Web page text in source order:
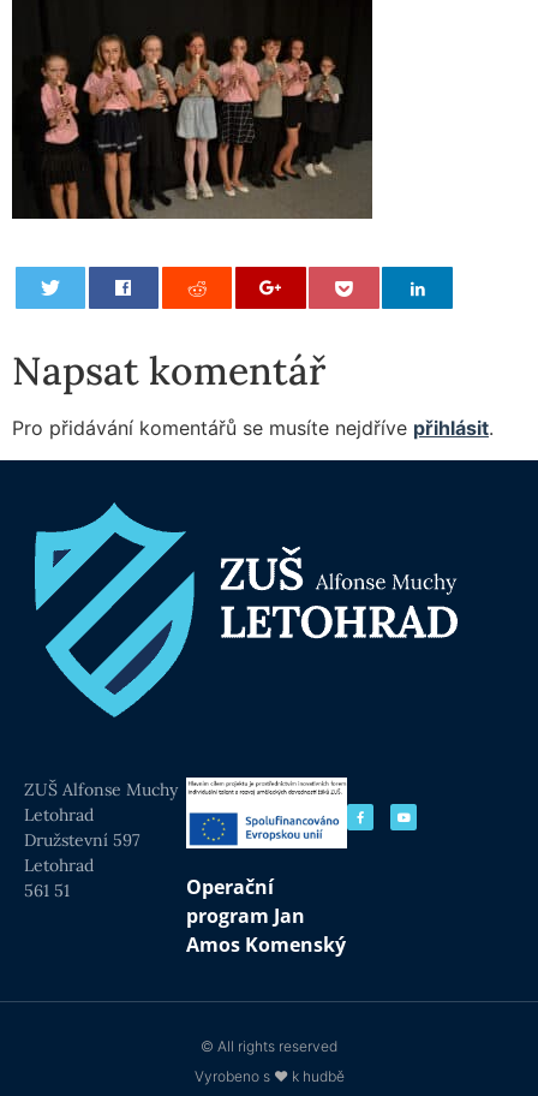
Napsat komentář
Pro přidávání komentářů se musíte nejdříve přihlásit.
ZUŠ Alfonse Muchy
Letohrad
Družstevní 597
Letohrad
561 51
Operační
program Jan
Amos Komenský
© All rights reserved
Vyrobeno s ❤ k hudbě